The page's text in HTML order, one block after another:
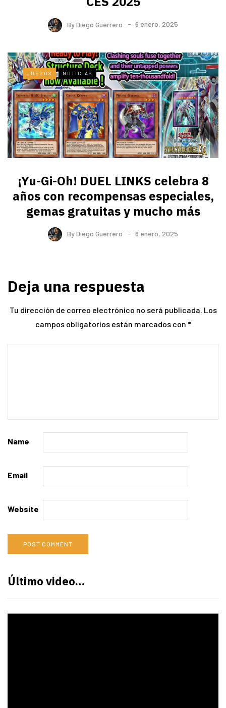
ByDiego Guerrero 6 enero, 2025
JUEGOS NOTICIAS
¡Yu-Gi-Oh! DUEL LINKS celebra 8
años con recompensas especiales,
gemas gratuitas y mucho más
ByDiego Guerrero 6 enero, 2025
Deja una respuesta
Tu dirección de correo electrónico no será publicada. Los
campos obligatorios están marcados con *
Name
Email
Website
Último video…